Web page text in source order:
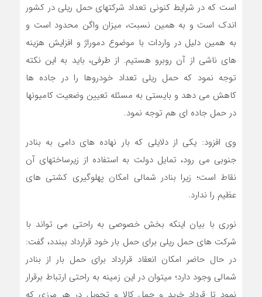
است که در شرایط کنونی تعداد شرکتهای حمل ریلی در کشور
اندک است و به همین نسبت، میزان واگن محدود است و
به همین دلیل در واردات با موضوع دموراژ و افزایش هزینه
های ناشی از آن روبرو هستیم. از طرفی، باید به این نکته
توجه نمود که حمل ریلی تعداد خودروها را در جاده ها
کاهش می دهد و بایستی به مسئله تعیین وضعیت کامیونها
در حمل جاده ای هم توجه نمود.
وی افزود: یکی از دلایلی که بار نهاده های دامی به بنادر
جنوبی می رود، تمایل دولت به استفاده از زیرساختهای آن
نقاط است؛ زیرا بنادر شمالی امکان پهلوگیری کشتی های
عظیم را ندارد.
نوری با بیان اینکه بخش خصوصی به راحتی می تواند با
شرکت های حمل ریلی برای حمل بار خود قرارداد ببندد، گفت:
در حال حاضر امکان انعقاد قرارداد برای حمل بار از بنادر
شمالی وجود دارد؛ میتوان در این زمینه به راحتی ارتباط برقرار